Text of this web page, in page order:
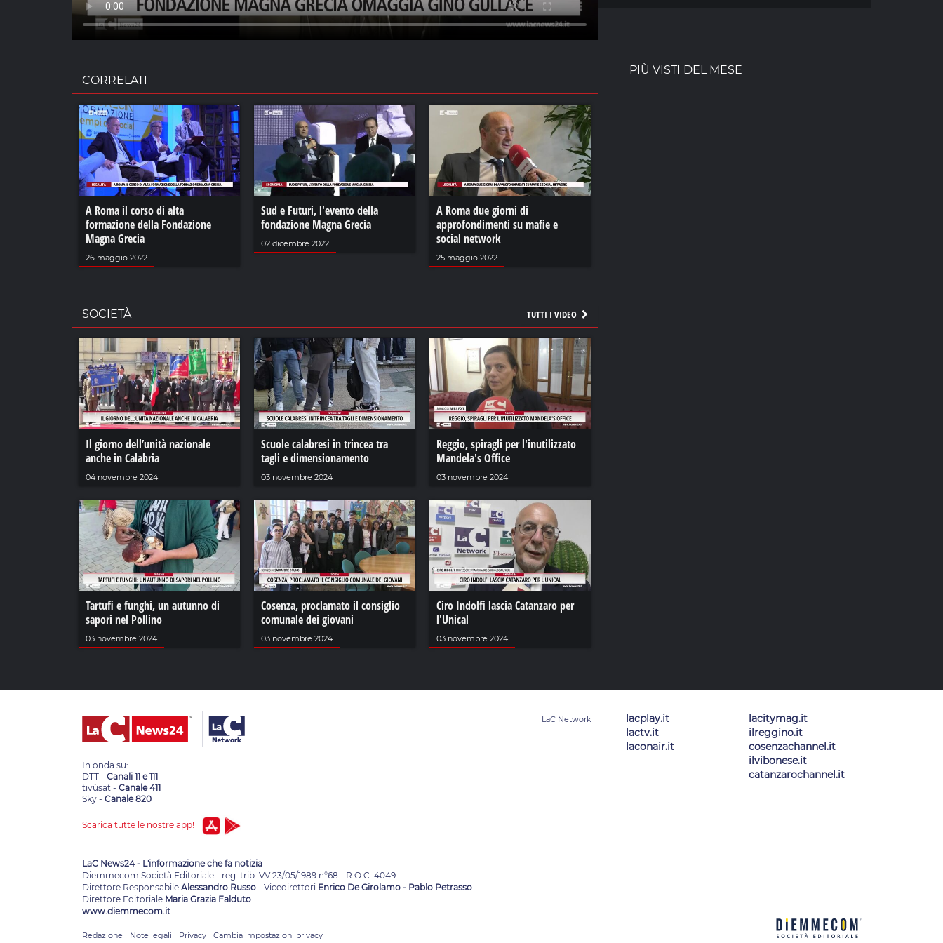
CORRELATI
A Roma il corso di alta
formazione della Fondazione
Magna Grecia
26 maggio 2022
Sud e Futuri, l'evento della
fondazione Magna Grecia
02 dicembre 2022
A Roma due giorni di
approfondimenti su mafie e
social network
25 maggio 2022
TUTTI I VIDEO
SOCIETÀ
Il giorno dell’unità nazionale
anche in Calabria
04 novembre 2024
Scuole calabresi in trincea tra
tagli e dimensionamento
03 novembre 2024
Reggio, spiragli per l'inutilizzato
Mandela's Office
03 novembre 2024
Tartufi e funghi, un autunno di
sapori nel Pollino
03 novembre 2024
Cosenza, proclamato il consiglio
comunale dei giovani
03 novembre 2024
Ciro Indolfi lascia Catanzaro per
l'Unical
03 novembre 2024
PIÙ VISTI DEL MESE
In onda su:
DTT - Canali 11 e 111
tivùsat - Canale 411
Sky - Canale 820
Scarica tutte le nostre app!
lacplay.it
lactv.it
laconair.it
lacitymag.it
ilreggino.it
cosenzachannel.it
ilvibonese.it
catanzarochannel.it
LaC News24 - L'informazione che fa notizia
Diemmecom Società Editoriale - reg. trib. VV 23/05/1989 n°68 - R.O.C. 4049
Direttore Responsabile Alessandro Russo - Vicedirettori Enrico De Girolamo - Pablo Petrasso
Direttore Editoriale Maria Grazia Falduto
www.diemmecom.it
Redazione Note legali Privacy Cambia impostazioni privacy